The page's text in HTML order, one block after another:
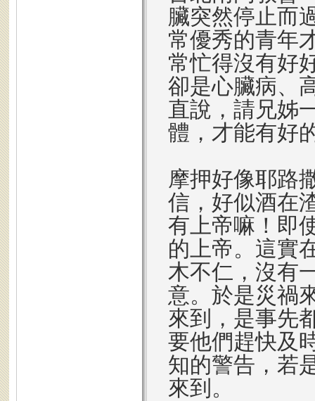
臟突然停止而
常優秀的青年
常忙得沒有好
卻是心臟病、
直說，請兄姊
體，才能有好
摩押好像耶路
信，好似酒在
有上帝嘛！即
的上帝。這實
木不仁，沒有
意。於是災禍
來到，是事先
要他們趕快及
知的警告，若
來到。